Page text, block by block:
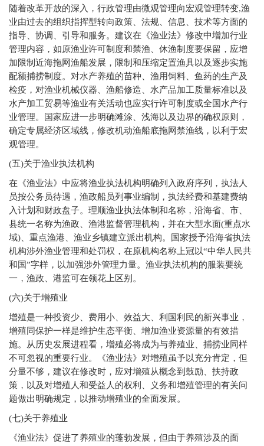
随着改革开放的深入，行政管理由微观管理向宏观管理转变,渔
业由过去的组织指挥型转向政策、法规、信息、技术等方面的
指导、协调、引导和服务。建议在《渔业法》修改中增加行业
管理内容，如原渔业许可制度和禁渔、休渔制度要保留，应增
加限制近海拖网渔船发展，限制和压缩定置渔具以及逐步实施
配额捕捞制度。对水产养殖的苗种、渔用饲料、鱼药的生产及
检疫，对渔业机械仪器、渔船修造、水产品加工质量标准以及
水产加工贸易等渔业有关活动也应实行许可制度或全国水产行
业管理。国家应进一步明确滩涂、浅海以及边界的确权原则，
确定专属经济区域线，修改机动渔船底拖网禁渔线，以利于宏
观管理。
(五)关于渔业执法机构
在《渔业法》中应将渔业执法机构明确列入政府序列，执法人
员按公务员待遇，渔政船员列事业编制，执法经费和基建费纳
入计划和财政盘子。理顺渔业执法体制和名称，沿海省、市、
县统一名称为渔政、渔港监督管理机构，并在大型水面(重点水
域)、重点渔港、渔业乡镇建立派出机构。国家授予沿海省执法
机构涉外渔业管理和处罚权，在原机构名称上冠以“中华人民共
和国”字样，以加强涉外管理力量。渔业执法机构的服装要统
一，渔政、港监可在领花上区别。
(六)关于增殖业
增殖是一种投资少、费用小、效益大、利国利民的新兴事业，
增殖同保护一样是维护生态平衡、增加渔业资源量的有效措
施。从历史发展进程看，增殖必将成为与养殖业、捕捞业同样
不可忽视的重要行业。《渔业法》对增殖虽予以充分肯定，但
分量不够，建议在修改时，应对增殖从概念到鼓励、扶持政
策，以及对增殖人和受益人的权利、义务和增殖管理的有关问
题做出明确规定，以推动增殖业的全面发展。
(七)关于养殖业
《渔业法》促进了养殖业的蓬勃发展，但由于养殖涉及的面